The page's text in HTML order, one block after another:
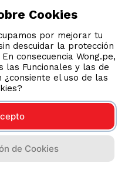
realizar transacciones
Cookies
por mejorar tu
descuidar la protección
consecuencia Wong.pe,
las Funcionales y las de
¿consiente el uso de las
de Cookies